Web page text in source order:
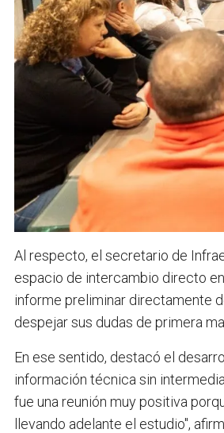
Al respecto, el secretario de
espacio de intercambio directo
informe preliminar directamente
despejar sus dudas de primera
En ese sentido, destacó el
información técnica sin
fue una reunión muy positiva
llevando adelante el estudio",